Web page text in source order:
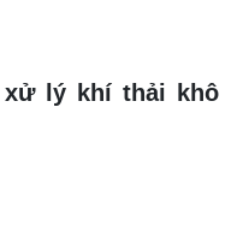
lý khí thải khô